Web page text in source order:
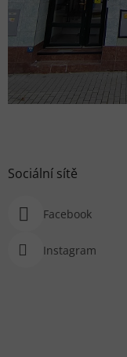
Sociální sítě
Facebook
Instagram